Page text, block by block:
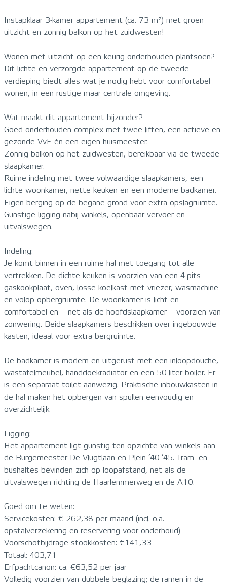
Instapklaar 3-kamer appartement (ca. 73 m²) met groen
uitzicht en zonnig balkon op het zuidwesten!
Wonen met uitzicht op een keurig onderhouden plantsoen?
Dit lichte en verzorgde appartement op de tweede
verdieping biedt alles wat je nodig hebt voor comfortabel
wonen, in een rustige maar centrale omgeving.
Wat maakt dit appartement bijzonder?
Goed onderhouden complex met twee liften, een actieve en
gezonde VvE én een eigen huismeester.
Zonnig balkon op het zuidwesten, bereikbaar via de tweede
slaapkamer.
Ruime indeling met twee volwaardige slaapkamers, een
lichte woonkamer, nette keuken en een moderne badkamer.
Eigen berging op de begane grond voor extra opslagruimte.
Gunstige ligging nabij winkels, openbaar vervoer en
uitvalswegen.
Indeling:
Je komt binnen in een ruime hal met toegang tot alle
vertrekken. De dichte keuken is voorzien van een 4-pits
gaskookplaat, oven, losse koelkast met vriezer, wasmachine
en volop opbergruimte. De woonkamer is licht en
comfortabel en – net als de hoofdslaapkamer – voorzien van
zonwering. Beide slaapkamers beschikken over ingebouwde
kasten, ideaal voor extra bergruimte.
De badkamer is modern en uitgerust met een inloopdouche,
wastafelmeubel, handdoekradiator en een 50-liter boiler. Er
is een separaat toilet aanwezig. Praktische inbouwkasten in
de hal maken het opbergen van spullen eenvoudig en
overzichtelijk.
Ligging:
Het appartement ligt gunstig ten opzichte van winkels aan
de Burgemeester De Vlugtlaan en Plein ’40-’45. Tram- en
bushaltes bevinden zich op loopafstand, net als de
uitvalswegen richting de Haarlemmerweg en de A10.
Goed om te weten:
Servicekosten: € 262,38 per maand (incl. o.a.
opstalverzekering en reservering voor onderhoud)
Voorschotbijdrage stookkosten: €141,33
Totaal: 403,71
Erfpachtcanon: ca. €63,52 per jaar
Volledig voorzien van dubbele beglazing; de ramen in de